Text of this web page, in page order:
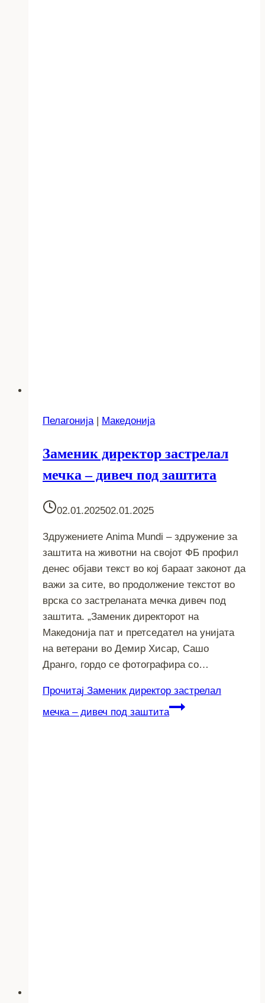
Пелагонија | Македонија
Заменик директор застрелал
мечка – дивеч под заштита
02.01.202502.01.2025
Здружениете Anima Mundi – здружение за
заштита на животни на својот ФБ профил
денес објави текст во кој бараат законот да
важи за сите, во продолжение текстот во
врска со застреланата мечка дивеч под
заштита. „Заменик директорот на
Македонија пат и претседател на унијата
на ветерани во Демир Хисар, Сашо
Дранго, гордо се фотографира со…
Прочитај Заменик директор застрелал
мечка – дивеч под заштита